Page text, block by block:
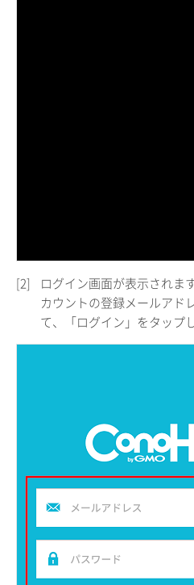
[2]
ログイン画面が表示されま
カウントの登録メールアド
て、「ログイン」をタップ